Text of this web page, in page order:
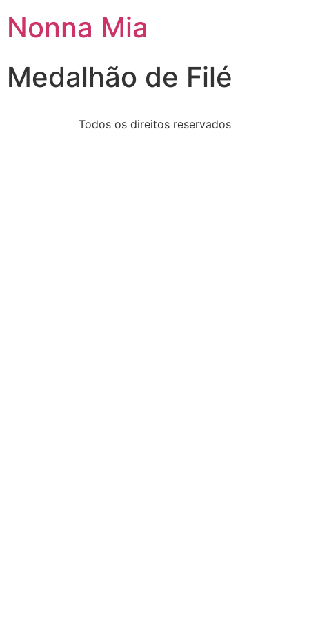
Nonna Mia
Medalhão de Filé
Todos os direitos reservados